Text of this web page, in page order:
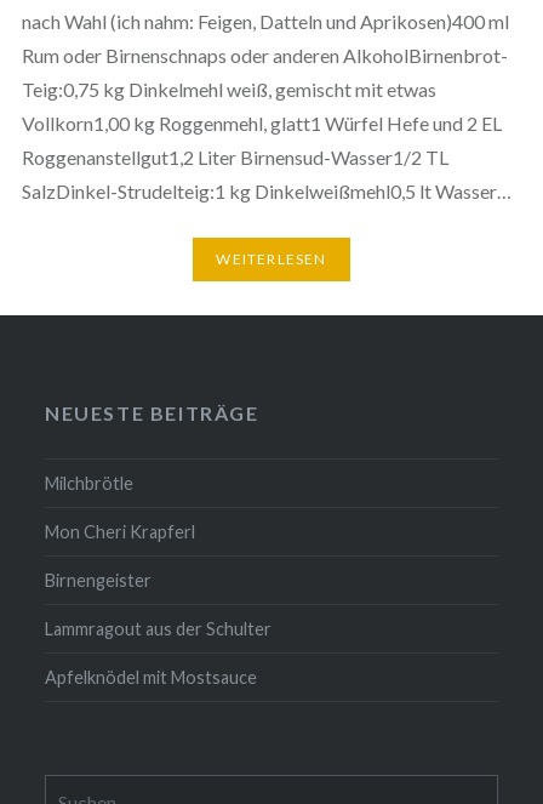
nach Wahl (ich nahm: Feigen, Datteln und Aprikosen)400 ml
Rum oder Birnenschnaps oder anderen AlkoholBirnenbrot-
Teig:0,75 kg Dinkelmehl weiß, gemischt mit etwas
Vollkorn1,00 kg Roggenmehl, glatt1 Würfel Hefe und 2 EL
Roggenanstellgut1,2 Liter Birnensud-Wasser1/2 TL
SalzDinkel-Strudelteig:1 kg Dinkelweißmehl0,5 lt Wasser…
WEITERLESEN
NEUESTE BEITRÄGE
Milchbrötle
Mon Cheri Krapferl
Birnengeister
Lammragout aus der Schulter
Apfelknödel mit Mostsauce